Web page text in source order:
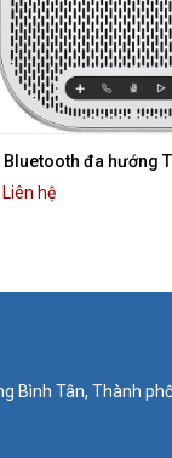
Bluetooth đa hướng
Liên hệ
Bình Tân, Thành